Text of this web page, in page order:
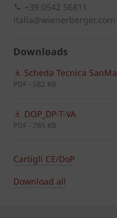
+39 0542 56811
italia@wienerberger.com
Downloads
Scheda Tecnica
PDF - 582 KB
DOP_DP-T-VA
PDF - 785 KB
Cartigli CE/DoP
Download all